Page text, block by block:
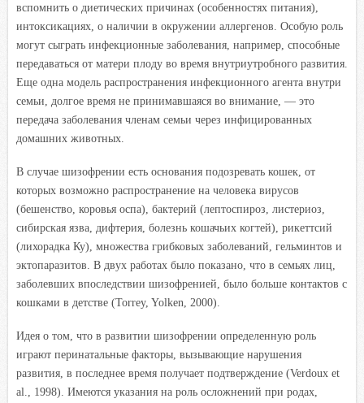
вспомнить о диетических причинах (особенностях питания),
интоксикациях, о наличии в окружении аллергенов. Особую роль
могут сыграть инфекционные заболевания, например, способные
передаваться от матери плоду во время внутриутробного развития.
Еще одна модель распространения инфекционного агента внутри
семьи, долгое время не принимавшаяся во внимание, — это
передача заболевания членам семьи через инфицированных
домашних животных.
В случае шизофрении есть основания подозревать кошек, от
которых возможно распространение на человека вирусов
(бешенство, коровья оспа), бактерий (лептоспироз, листериоз,
сибирская язва, дифтерия, болезнь кошачьих когтей), рикеттсий
(лихорадка Ку), множества грибковых заболеваний, гельминтов и
эктопаразитов. В двух работах было показано, что в семьях лиц,
заболевших впоследствии шизофренией, было больше контактов с
кошками в детстве (Torrey, Yolken, 2000).
Идея о том, что в развитии шизофрении определенную роль
играют перинатальные факторы, вызывающие нарушения
развития, в последнее время получает подтверждение (Verdoux et
al., 1998). Имеются указания на роль осложнений при родах,